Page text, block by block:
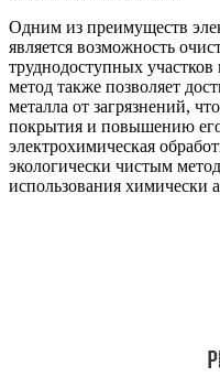
Одним из преимуществ
является возможность
труднодоступных
метод также позволяет
металла от загрязнений,
покрытия и повышению
электрохимическая
экологически чистым
использования химически